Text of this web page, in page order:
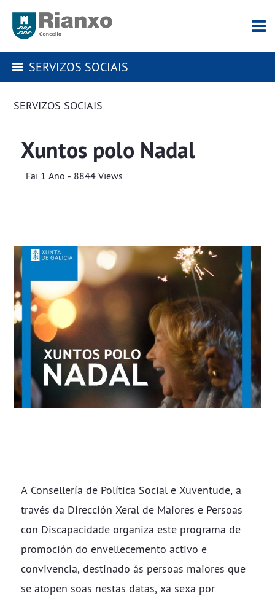
SERVIZOS SOCIAIS
SERVIZOS SOCIAIS
Xuntos polo Nadal
Fai 1 Ano - 8844 Views
A Consellería de Política Social e Xuventude, a
través da Dirección Xeral de Maiores e Persoas
con Discapacidade organiza este programa de
promoción do envellecemento activo e
convivencia, destinado ás persoas maiores que
se atopen soas nestas datas, xa sexa por